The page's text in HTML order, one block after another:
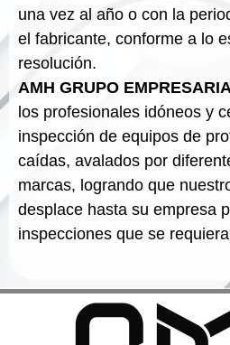
una vez al año o con la
el fabricante, conforme a lo
resolución.
AMH GRUPO
los profesionales idóneos y
inspección de equipos de
caídas, avalados por
marcas, logrando que
desplace hasta su empresa
inspecciones que se